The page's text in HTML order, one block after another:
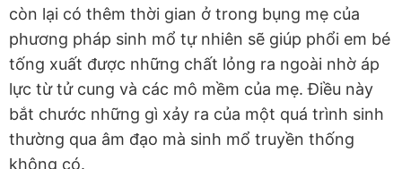
còn lại có thêm thời gian ở trong bụng mẹ của
phương pháp sinh mổ tự nhiên sẽ giúp phổi em bé
tống xuất được những chất lỏng ra ngoài nhờ áp
lực từ tử cung và các mô mềm của mẹ. Điều này
bắt chước những gì xảy ra của một quá trình sinh
thường qua âm đạo mà sinh mổ truyền thống
không có.